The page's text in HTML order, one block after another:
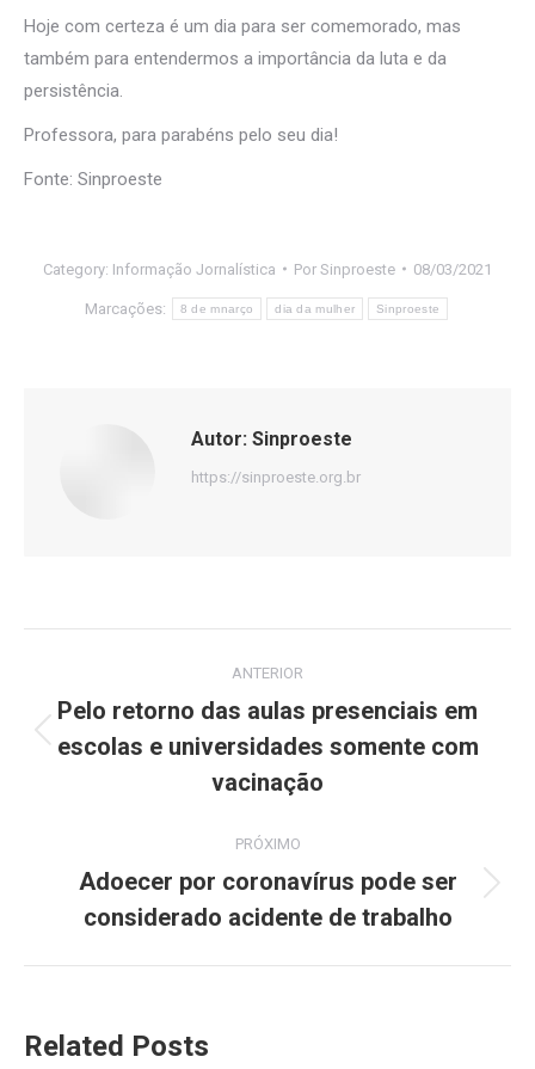
Hoje com certeza é um dia para ser comemorado, mas
também para entendermos a importância da luta e da
persistência.
Professora, para parabéns pelo seu dia!
Fonte: Sinproeste
Category: Informação Jornalística Por Sinproeste 08/03/2021
Marcações: 8 de mnarço dia da mulher Sinproeste
Autor: Sinproeste
https://sinproeste.org.br
de
post:
ANTERIOR
Post
anterior:
Pelo retorno das aulas presenciais em
escolas e universidades somente com
vacinação
PRÓXIMO
Próximo
post:
Adoecer por coronavírus pode ser
considerado acidente de trabalho
Related Posts